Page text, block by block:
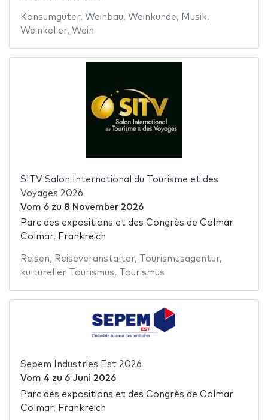
Konsumgüter, Weinbau, Weinkunde, Musik,
Weinkeller, Wein
SITV Salon International du Tourisme et des
Voyages 2026
Vom 6zu 8 November 2026
Parc des expositions et des Congrès de Colmar
Colmar, Frankreich
Reisen, Reiseveranstalter, Tourismusagentur,
kultureller Tourismus, Tourismus
Sepem Industries Est 2026
Vom 4 zu 6 Juni 2026
Parc des expositions et des Congrès de Colmar
Colmar, Frankreich